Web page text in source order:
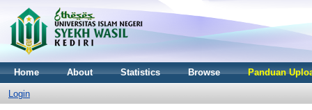
Home About Statistics Browse Panduan
Login